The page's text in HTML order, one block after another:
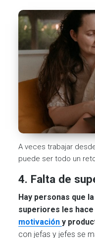
A veces trabajar
puede ser todo un
4. Falta de
Hay personas que
superiores les
motivacióny
con jefas y jefes se